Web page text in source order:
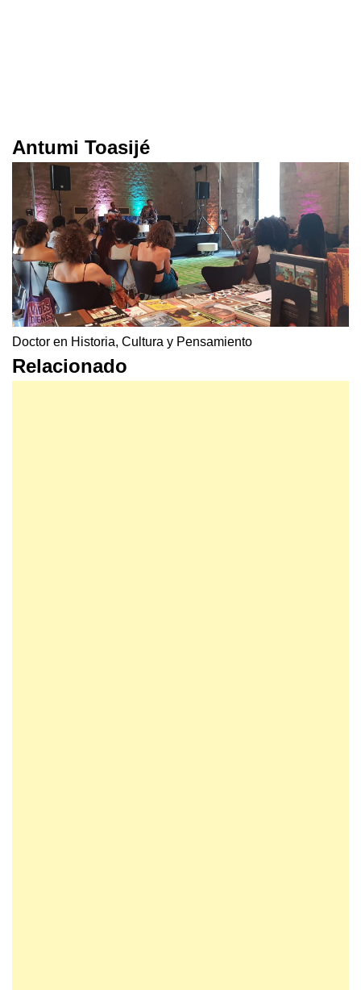
Antumi Toasijé
Doctor en Historia, Cultura y Pensamiento
Relacionado